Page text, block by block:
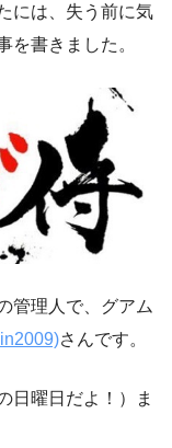
には、失う前に気
を書きました。
管理人で、グアム
さんです。
日曜日だよ！）ま